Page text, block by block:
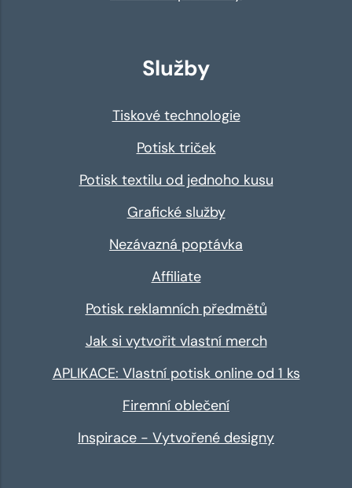
Služby
Tiskové technologie
Potisk triček
Potisk textilu od jednoho kusu
Grafické služby
Nezávazná poptávka
Affiliate
Potisk reklamních předmětů
Jak si vytvořit vlastní merch
APLIKACE: Vlastní potisk online od 1 ks
Firemní oblečení
Inspirace - Vytvořené designy